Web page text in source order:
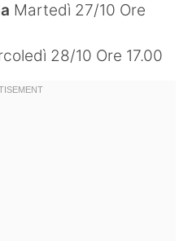
Martedì 27/10 Ore
28/10 Ore 17.00